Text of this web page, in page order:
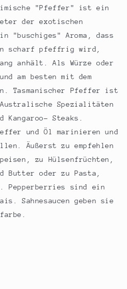
"Pfeffer" ist ein
der exotischen
"buschiges" Aroma, dass
scharf pfeffrig wird,
anhält. Als Würze oder
am besten mit dem
Tasmanischer Pfeffer ist
Spezialitäten
Kangaroo- Steaks.
und Öl marinieren und
Äußerst zu empfehlen
zu Hülsenfrüchten,
Butter oder zu Pasta,
Pepperberries sind ein
Sahnesaucen geben sie